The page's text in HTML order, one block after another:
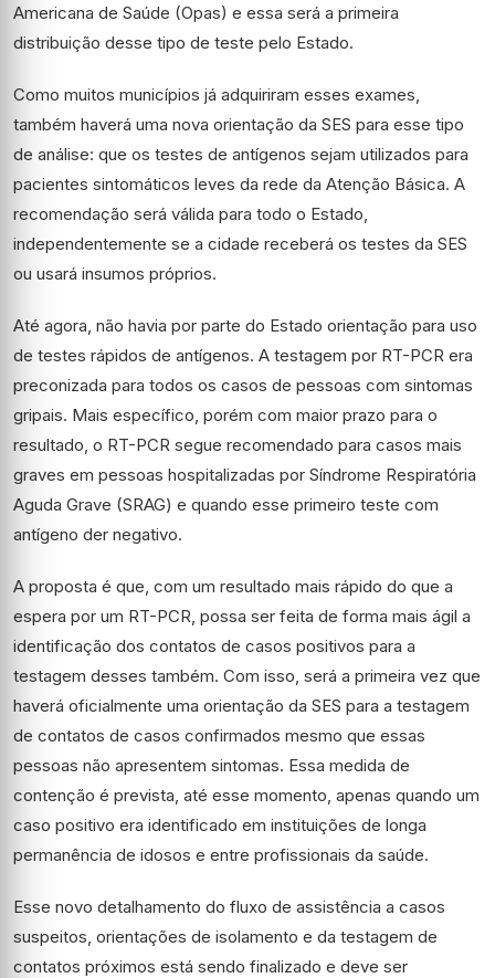
Americana de Saúde (Opas) e essa será a primeira
distribuição desse tipo de teste pelo Estado.
Como muitos municípios já adquiriram esses exames,
também haverá uma nova orientação da SES para esse tipo
de análise: que os testes de antígenos sejam utilizados para
pacientes sintomáticos leves da rede da Atenção Básica. A
recomendação será válida para todo o Estado,
independentemente se a cidade receberá os testes da SES
ou usará insumos próprios.
Até agora, não havia por parte do Estado orientação para uso
de testes rápidos de antígenos. A testagem por RT-PCR era
preconizada para todos os casos de pessoas com sintomas
gripais. Mais específico, porém com maior prazo para o
resultado, o RT-PCR segue recomendado para casos mais
graves em pessoas hospitalizadas por Síndrome Respiratória
Aguda Grave (SRAG) e quando esse primeiro teste com
antígeno der negativo.
A proposta é que, com um resultado mais rápido do que a
espera por um RT-PCR, possa ser feita de forma mais ágil a
identificação dos contatos de casos positivos para a
testagem desses também. Com isso, será a primeira vez que
haverá oficialmente uma orientação da SES para a testagem
de contatos de casos confirmados mesmo que essas
pessoas não apresentem sintomas. Essa medida de
contenção é prevista, até esse momento, apenas quando um
caso positivo era identificado em instituições de longa
permanência de idosos e entre profissionais da saúde.
Esse novo detalhamento do fluxo de assistência a casos
suspeitos, orientações de isolamento e da testagem de
contatos próximos está sendo finalizado e deve ser